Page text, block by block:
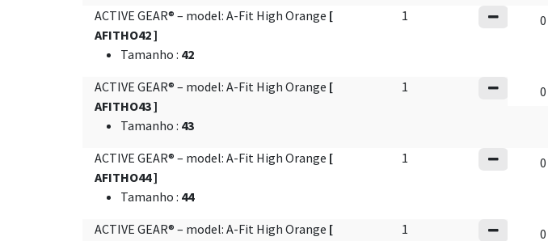
ACTIVE GEAR® – model: A-Fit High Orange [
AFITHO42 ]
Tamanho : 42
1
ACTIVE GEAR® – model: A-Fit High Orange [
AFITHO43 ]
Tamanho : 43
1
ACTIVE GEAR® – model: A-Fit High Orange [
AFITHO44 ]
Tamanho : 44
1
ACTIVE GEAR® – model: A-Fit High Orange [
1